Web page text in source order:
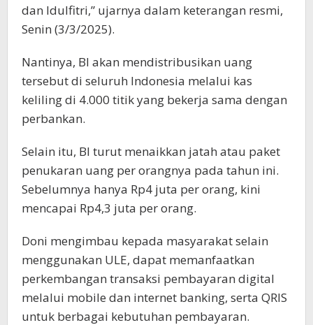
dan Idulfitri,” ujarnya dalam keterangan resmi,
Senin (3/3/2025).
Nantinya, BI akan mendistribusikan uang
tersebut di seluruh Indonesia melalui kas
keliling di 4.000 titik yang bekerja sama dengan
perbankan.
Selain itu, BI turut menaikkan jatah atau paket
penukaran uang per orangnya pada tahun ini.
Sebelumnya hanya Rp4 juta per orang, kini
mencapai Rp4,3 juta per orang.
Doni mengimbau kepada masyarakat selain
menggunakan ULE, dapat memanfaatkan
perkembangan transaksi pembayaran digital
melalui mobile dan internet banking, serta QRIS
untuk berbagai kebutuhan pembayaran.